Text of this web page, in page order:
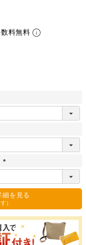
数料無料
(
須
) を見る
）